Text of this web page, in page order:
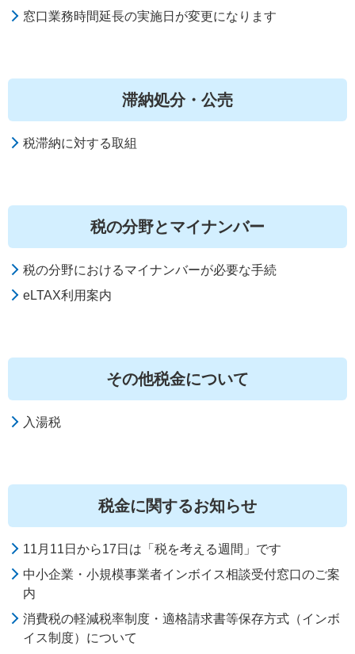
窓口業務時間延長の実施日が変更になります
滞納処分・公売
税滞納に対する取組
税の分野とマイナンバー
税の分野におけるマイナンバーが必要な手続
eLTAX利用案内
その他税金について
入湯税
税金に関するお知らせ
11月11日から17日は「税を考える週間」です
中小企業・小規模事業者インボイス相談受付窓口のご案
内
消費税の軽減税率制度・適格請求書等保存方式（インボ
イス制度）について